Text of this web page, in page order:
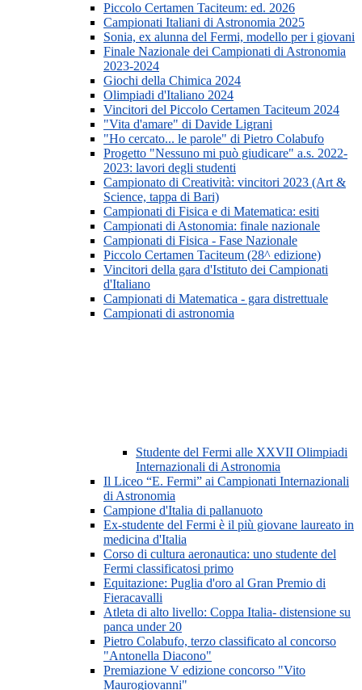
Piccolo Certamen Taciteum: ed. 2026
Campionati Italiani di Astronomia 2025
Sonia, ex alunna del Fermi, modello per i giovani
Finale Nazionale dei Campionati di Astronomia
2023-2024
Giochi della Chimica 2024
Olimpiadi d'Italiano 2024
Vincitori del Piccolo Certamen Taciteum 2024
"Vita d'amare" di Davide Ligrani
"Ho cercato... le parole" di Pietro Colabufo
Progetto "Nessuno mi può giudicare" a.s. 2022-
2023: lavori degli studenti
Campionato di Creatività: vincitori 2023 (Art &
Science, tappa di Bari)
Campionati di Fisica e di Matematica: esiti
Campionati di Astonomia: finale nazionale
Campionati di Fisica - Fase Nazionale
Piccolo Certamen Taciteum (28^ edizione)
Vincitori della gara d'Istituto dei Campionati
d'Italiano
Campionati di Matematica - gara distrettuale
Campionati di astronomia
Studente del Fermi alle XXVII Olimpiadi
Internazionali di Astronomia
Il Liceo “E. Fermi” ai Campionati Internazionali
di Astronomia
Campione d'Italia di pallanuoto
Ex-studente del Fermi è il più giovane laureato in
medicina d'Italia
Corso di cultura aeronautica: uno studente del
Fermi classificatosi primo
Equitazione: Puglia d'oro al Gran Premio di
Fieracavalli
Atleta di alto livello: Coppa Italia- distensione su
panca under 20
Pietro Colabufo, terzo classificato al concorso
"Antonella Diacono"
Premiazione V edizione concorso "Vito
Maurogiovanni"